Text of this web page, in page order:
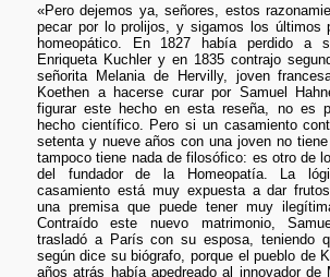
«Pero dejemos ya, señores, estos
pecar por lo prolijos, y sigamos los últimos
homeopático. En 1827 había perdido a
Enriqueta Kuchler y en 1835 contrajo
señorita Melania de Hervilly, joven
Koethen a hacerse curar por Samuel
figurar este hecho en esta reseña, no es
hecho científico. Pero si un casamiento
setenta y nueve años con una joven no
tampoco tiene nada de filosófico: es otro de
del fundador de la Homeopatía. La
casamiento está muy expuesta a dar
una premisa que puede tener muy
Contraído este nuevo matrimonio,
trasladó a París con su esposa, teniendo
según dice su biógrafo, porque el pueblo de
años atrás había apedreado al innovador de